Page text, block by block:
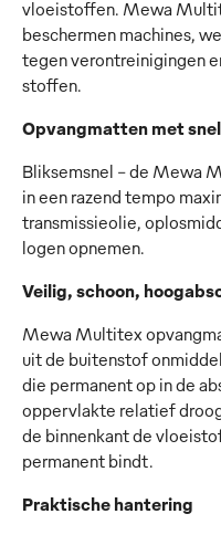
vloeistoffen. Mewa
beschermen machines,
tegen verontreinigingen
stoffen.
Opvangmatten met
Bliksemsnel - de Mewa
in een razend tempo
transmissieolie,
logen opnemen.
Veilig, schoon,
Mewa Multitex
uit de buitenstof
die permanent op in de
oppervlakte relatief
de binnenkant de
permanent bindt.
Praktische hantering